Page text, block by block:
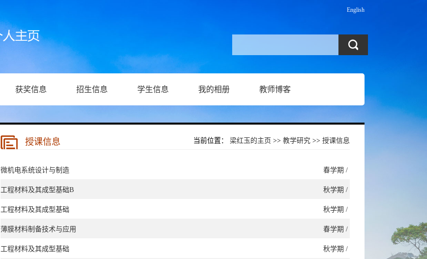
English
获奖信息 招生信息 学生信息 我的相册 教师博客
授课信息 当前位置： 梁红玉的主页 >> 教学研究 >> 授课信息
微机电系统设计与制造 春学期 /
工程材料及其成型基础B 秋学期 /
工程材料及其成型基础 秋学期 /
薄膜材料制备技术与应用 春学期 /
工程材料及其成型基础 秋学期 /